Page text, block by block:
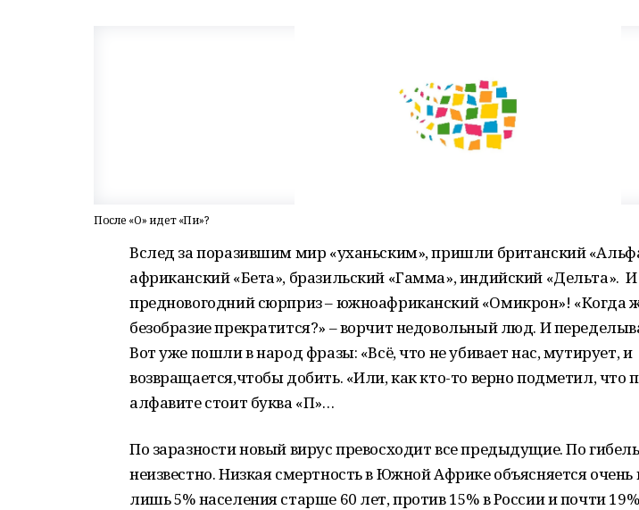
После «О» идет «Пи»?
Вслед за поразившим мир «уханьским», пришли британский
африканский «Бета», бразильский «Гамма», индийский «Дельта». И
предновогодний сюрприз – южноафриканский «Омикрон»! «Когда
безобразие прекратится?» – ворчит недовольный люд. И
Вот уже пошли в народ фразы: «Всё, что не убивает нас, мутирует, и
возвращается,чтобы добить. «Или, как кто-то верно подметил, что
алфавите стоит буква «П»…
По заразности новый вирус превосходит все предыдущие. По
неизвестно. Низкая смертность в Южной Африке объясняется очень
лишь 5% населения старше 60 лет, против 15% в России и почти